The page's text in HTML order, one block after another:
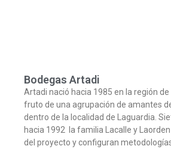
Bodegas Artadi
Artadi nació hacia 1985 en la región de
fruto de una agrupación de amantes
dentro de la localidad de Laguardia.
hacia 1992 la familia Lacalle y
del proyecto y configuran